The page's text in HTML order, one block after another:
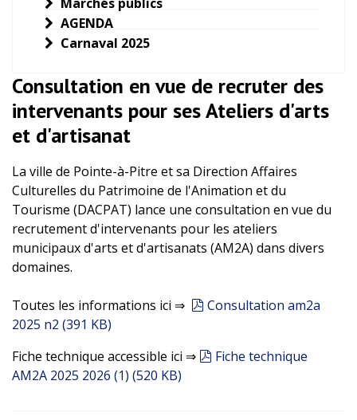
AGENDA
Carnaval 2025
Consultation en vue de recruter des
intervenants pour ses Ateliers d'arts
et d'artisanat
La ville de Pointe-à-Pitre et sa Direction Affaires
Culturelles du Patrimoine de l'Animation et du
Tourisme (DACPAT) lance une consultation en vue du
recrutement d'intervenants pour les ateliers
municipaux d'arts et d'artisanats (AM2A) dans divers
domaines.
Toutes les informations ici ⇒ pdf
Consultation am2a
2025 n2 (391 KB)
Fiche technique accessible ici ⇒
pdf
Fiche technique
AM2A 2025 2026 (1) (520 KB)